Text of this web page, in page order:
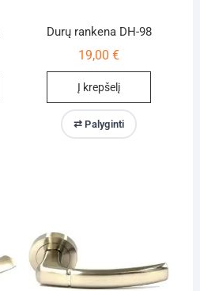
Durų rankena DH-98
19,00€
Į krepšelį
⇄ Palyginti